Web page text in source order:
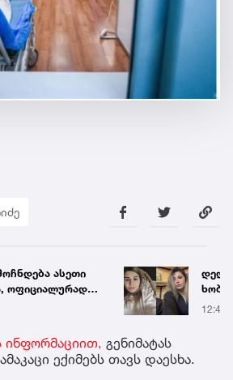
მდინარე
შვილის
შევიდა,
იპოვეს
ნია
12:56
ინფორმაციით, გენიმატას
ექიმებს თავს დაესხა.